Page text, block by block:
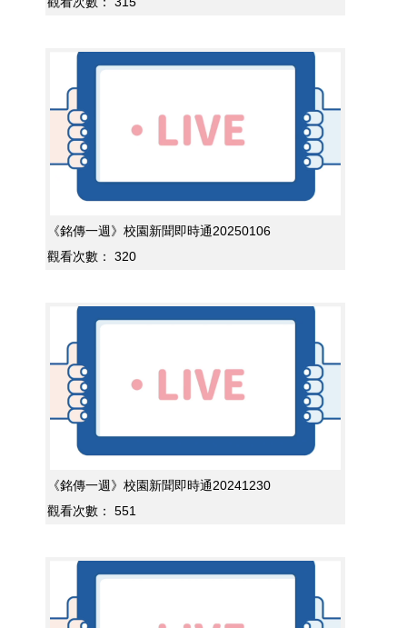
《銘傳一週》校園新聞即時通20250106
觀看次數：
320
《銘傳一週》校園新聞即時通20241230
觀看次數：
551